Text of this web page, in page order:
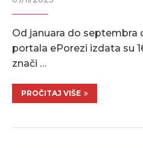
Od januara do septembra
portala ePorezi izdata su
znači …
PROČITAJ VIŠE